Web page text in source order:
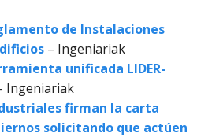
de Instalaciones
– Ingeniariak
unificada LIDER-
Ingeniariak
firman la carta
solicitando que actúen